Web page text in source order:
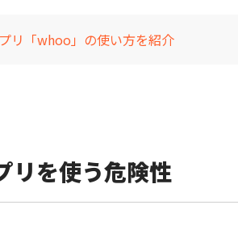
リ「whoo」の使い方を紹介
リを使う危険性